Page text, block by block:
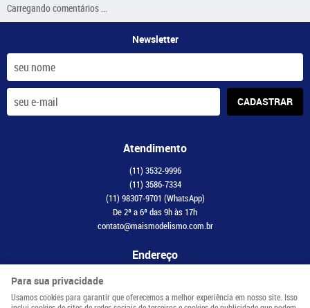
Carregando comentários ...
Newsletter
CADASTRAR
Atendimento
(11) 3532-9996
(11) 3586-7334
(11) 98307-9701 (WhatsApp)
De 2ª a 6ª das 9h às 17h
contato@maismodelismo.com.br
Endereço
Avenida Adolfo Pinheiro, 2056, CJ 34
Para sua privacidade
Usamos cookies para garantir que oferecemos a melhor experiência em nosso site. Isso